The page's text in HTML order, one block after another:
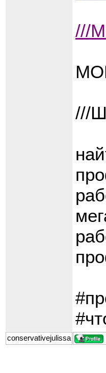
///
///
conservativejulissa